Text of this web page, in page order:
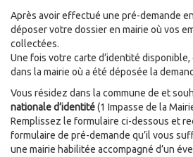
Après avoir effectué une pré-demande
déposer votre dossier en mairie où vos
collectées.
Une fois votre carte d’identité
dans la mairie où a été déposée la
Vous résidez dans la commune de et
nationale d’identité(1 Impasse de la
Remplissez le formulaire ci-dessous et
formulaire de pré-demande qu’il vous
une mairie habilitée accompagné d’un